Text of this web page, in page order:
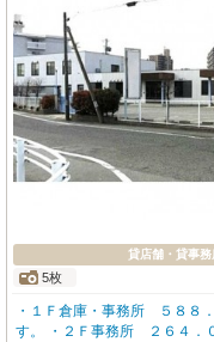
貸店舗・貸事務
5枚
・１Ｆ倉庫・事務所 ５８
す。 ・２Ｆ事務所 ２６４．